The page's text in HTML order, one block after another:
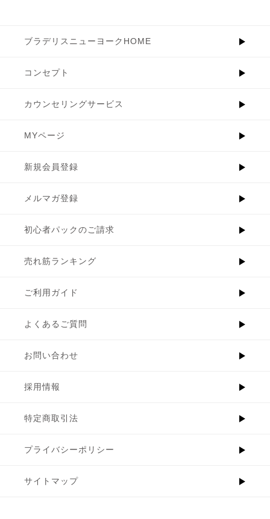
ブラデリスニューヨークHOME
コンセプト
カウンセリングサービス
MYページ
新規会員登録
メルマガ登録
初心者パックのご請求
売れ筋ランキング
ご利用ガイド
よくあるご質問
お問い合わせ
採用情報
特定商取引法
プライバシーポリシー
サイトマップ